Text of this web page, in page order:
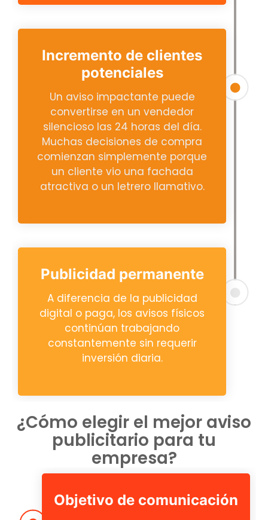
Incremento de clientes
potenciales
Un aviso impactante puede
convertirse en un vendedor
silencioso las 24 horas del día.
Muchas decisiones de compra
comienzan simplemente porque
un cliente vio una fachada
atractiva o un letrero llamativo.
Publicidad permanente
A diferencia de la publicidad
digital o paga, los avisos físicos
continúan trabajando
constantemente sin requerir
inversión diaria.
¿Cómo elegir el mejor aviso
publicitario para tu
empresa?
Objetivo de comunicación